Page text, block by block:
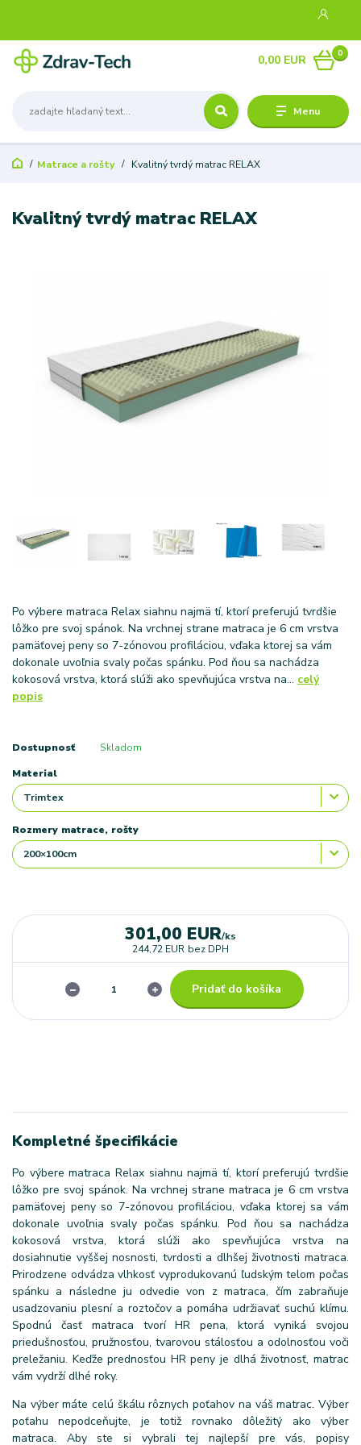
Menu
0
0,00 EUR
Matrace a rošty Kvalitný tvrdý matrac RELAX
Kvalitný tvrdý matrac RELAX
Po výbere matraca Relax siahnu najmä tí, ktorí preferujú tvrdšie
lôžko pre svoj spánok. Na vrchnej strane matraca je 6 cm vrstva
pamäťovej peny so 7-zónovou profiláciou, vďaka ktorej sa vám
dokonale uvoľnia svaly počas spánku. Pod ňou sa nachádza
kokosová vrstva, ktorá slúži ako spevňujúca vrstva na... celý
popis
Dostupnosť Skladom
Material
Rozmery matrace, rošty
301,00 EUR/ks
244,72 EUR bez DPH
Pridať do košíka
Kompletné špecifikácie
Po výbere matraca Relax siahnu najmä tí, ktorí preferujú tvrdšie
lôžko pre svoj spánok. Na vrchnej strane matraca je 6 cm vrstva
pamäťovej peny so 7-zónovou profiláciou, vďaka ktorej sa vám
dokonale uvoľnia svaly počas spánku. Pod ňou sa nachádza
kokosová vrstva, ktorá slúži ako spevňujúca vrstva na
dosiahnutie vyššej nosnosti, tvrdosti a dlhšej životnosti matraca.
Prirodzene odvádza vlhkosť vyprodukovanú ľudským telom počas
spánku a následne ju odvedie von z matraca, čím zabraňuje
usadzovaniu plesní a roztočov a pomáha udržiavať suchú klímu.
Spodnú časť matraca tvorí HR pena, ktorá vyniká svojou
priedušnosťou, pružnosťou, tvarovou stálosťou a odolnosťou voči
preležaniu. Keďže prednosťou HR peny je dlhá životnosť, matrac
vám vydrží dlhé roky.
Na výber máte celú škálu rôznych poťahov na váš matrac. Výber
poťahu nepodceňujte, je totiž rovnako dôležitý ako výber
matraca. Aby ste si vybrali tej najlepší pre vás, popisy